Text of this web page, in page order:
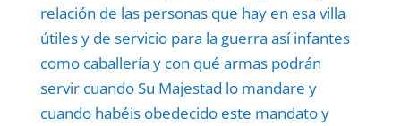
relación de las personas que hay en esa villa
útiles y de servicio para la guerra así infantes
como caballería y con qué armas podrán
servir cuando Su Majestad lo mandare y
cuando habéis obedecido este mandato y